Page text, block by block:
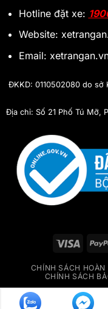
Hotline đặt xe:
Website:
Email:
ĐKKD: 0110502080 do sở
Địa chỉ: Số 21 Phố Tú Mỡ,
Visa
CHÍNH SÁCH HOÀN
CHÍNH SÁCH
Copyright 2026 ©Xe